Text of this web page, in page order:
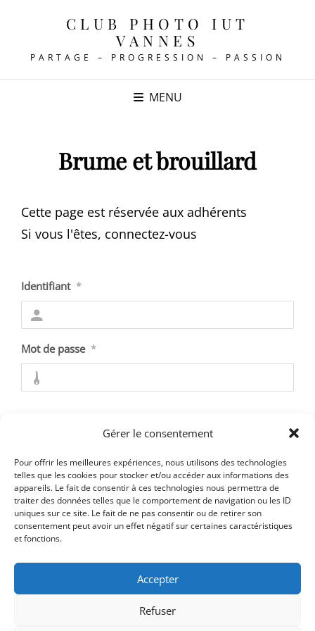
Gérer le consentement
Pour offrir les meilleures expériences, nous utilisons des technologies
telles que les cookies pour stocker et/ou accéder aux informations des
appareils. Le fait de consentir à ces technologies nous permettra de
traiter des données telles que le comportement de navigation ou les ID
uniques sur ce site. Le fait de ne pas consentir ou de retirer son
consentement peut avoir un effet négatif sur certaines caractéristiques
et fonctions.
Accepter
Refuser
CLUB PHOTO IUT
VANNES
PARTAGE – PROGRESSION – PASSION
MENU
Brume et brouillard
Cette page est réservée aux adhérents
Si vous l'êtes, connectez-vous
Identifiant *
Mot de passe *
Mot de passe oublié ?